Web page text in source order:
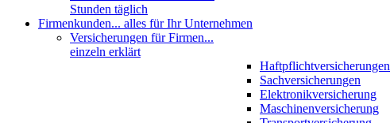
Stunden täglich
Firmenkunden... alles für Ihr Unternehmen
Versicherungen für Firmen...
einzeln erklärt
Haftpflichtversicherungen
Sachversicherungen
Elektronikversicherung
Maschinenversicherung